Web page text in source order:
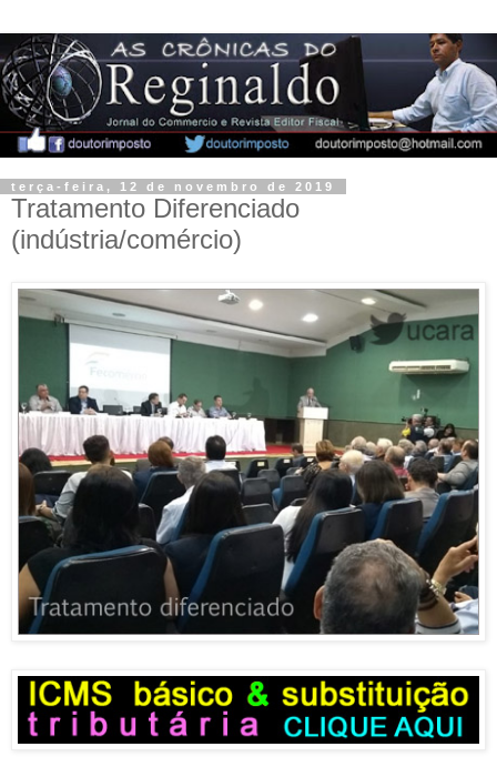
terça-feira, 12 de novembro de 2019
Tratamento Diferenciado
(indústria/comércio)